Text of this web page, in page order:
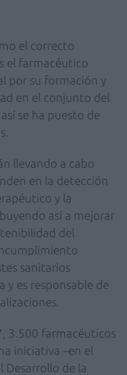
el correcto
el farmacéutico
por su formación y
en el conjunto del
se ha puesto de
llevando a cabo
en la detección
y la
así a mejorar
del
sanitarios
y es responsable de
3.500 farmacéuticos
iniciativa –en el
Desarrollo de la